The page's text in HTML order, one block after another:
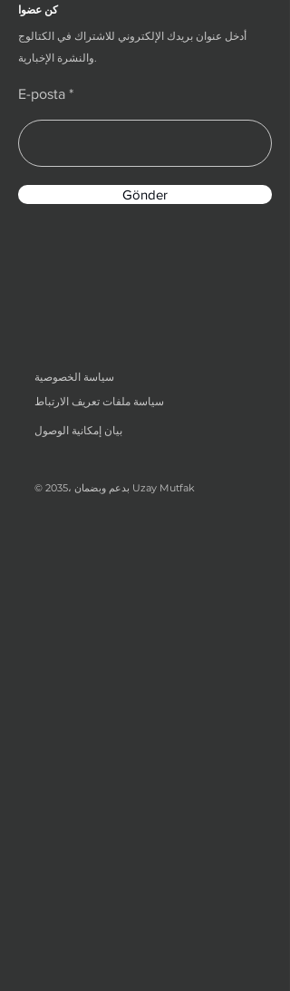
كن عضوا
أدخل عنوان بريدك الإلكتروني للاشتراك في الكتالوج
والنشرة الإخبارية.
E-posta
Gönder
سياسة الخصوصية
سياسة ملفات تعريف الارتباط
بيان إمكانية الوصول
© 2035، بدعم وبضمان Uzay Mutfak